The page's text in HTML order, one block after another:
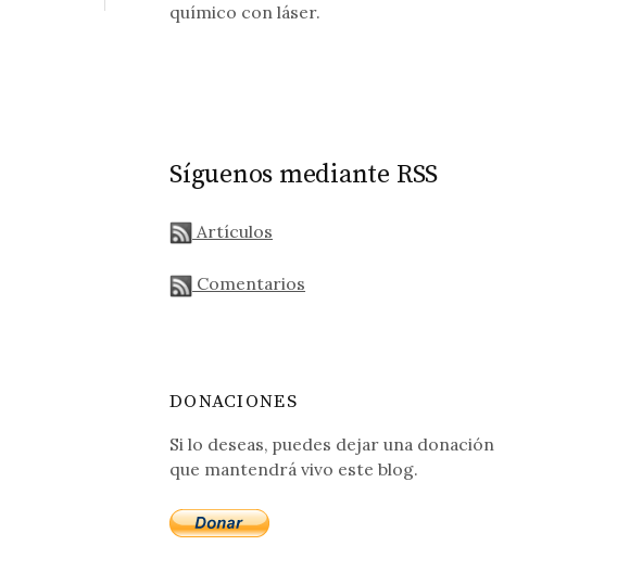
químico con láser.
Síguenos mediante RSS
Artículos
Comentarios
DONACIONES
Si lo deseas, puedes dejar una donación
que mantendrá vivo este blog.